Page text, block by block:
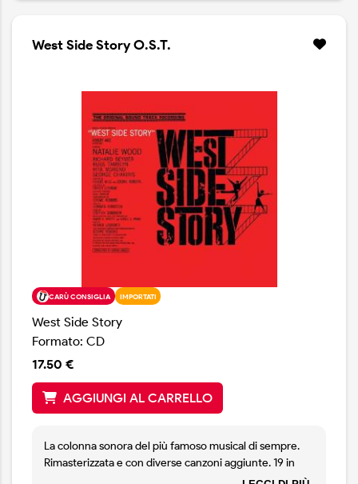
West Side Story O.S.T.
CARÙ CONSIGLIA IMPORTATI
West Side Story
Formato: CD
17.50 €
AGGIUNGI AL CARRELLO
La colonna sonora del più famoso musical di sempre.
Rimasterizzata e con diverse canzoni aggiunte. 19 in